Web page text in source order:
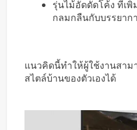
รุ่นไม้อัดดัดโค้ง ที่เ
กลมกลืนกับบรรยา
แนวคิดนี้ทำให้ผู้ใช้งานสาม
สไตล์บ้านของตัวเองได้